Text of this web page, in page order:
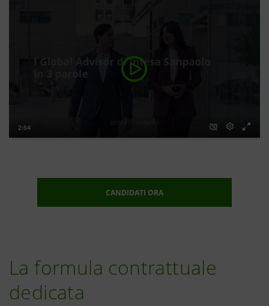
CANDIDATI ORA
La formula contrattuale
dedicata